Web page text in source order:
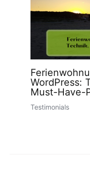
WordPress:
Must-Have-
Testimonials